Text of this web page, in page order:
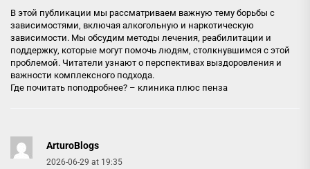
В этой публикации мы рассматриваем важную тему борьбы с
зависимостями, включая алкогольную и наркотическую
зависимости. Мы обсудим методы лечения, реабилитации и
поддержку, которые могут помочь людям, столкнувшимся с этой
проблемой. Читатели узнают о перспективах выздоровления и
важности комплексного подхода.
Где почитать поподробнее? – клиника плюс пенза
ArturoBlogs
2026-06-29 at 19:35